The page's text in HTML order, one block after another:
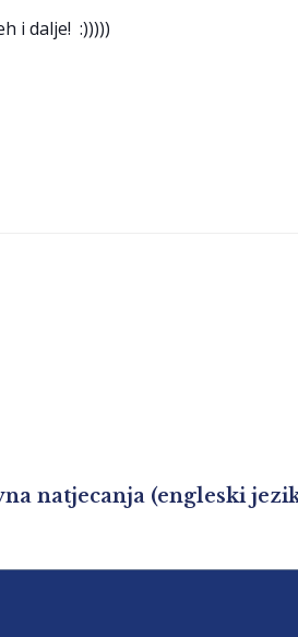
i dalje! :)))))
natjecanja (engleski